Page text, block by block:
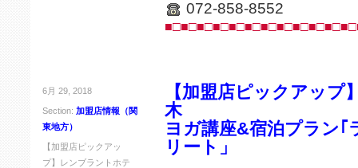
072-858-8552
6月 29, 2018
Section: 加盟店情報（関
東地方）
【加盟店ピックアッ
プ】レンブラントホテ
【加盟店ピックアッ
木
ヨガ講座&宿泊プラン
リート」